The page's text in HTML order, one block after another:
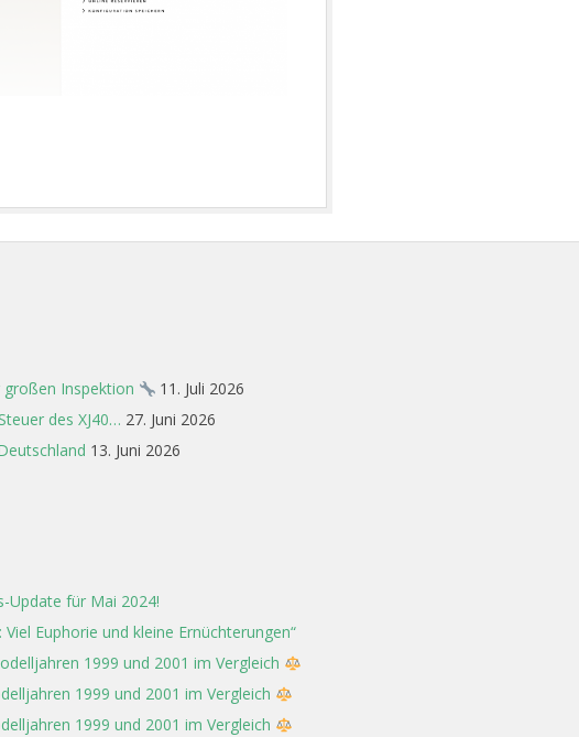
großen Inspektion
11. Juli 2026
des XJ40… 27. Juni 2026
13. Juni 2026
Update für Mai 2024!
Euphorie und kleine Ernüchterungen“
1999 und 2001 im Vergleich
1999 und 2001 im Vergleich
1999 und 2001 im Vergleich